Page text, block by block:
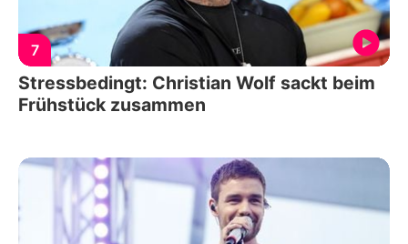
7
Stressbedingt: Christian Wolf sackt beim
Frühstück zusammen